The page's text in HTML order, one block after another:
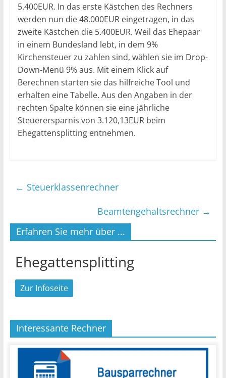
5.400EUR. In das erste Kästchen des Rechners
werden nun die 48.000EUR eingetragen, in das
zweite Kästchen die 5.400EUR. Weil das Ehepaar
in einem Bundesland lebt, in dem 9%
Kirchensteuer zu zahlen sind, wählen sie im Drop-
Down-Menü 9% aus. Mit einem Klick auf
Berechnen starten sie das hilfreiche Tool und
erhalten eine Tabelle. Aus den Angaben in der
rechten Spalte können sie eine jährliche
Steuerersparnis von 3.120,13EUR beim
Ehegattensplitting entnehmen.
← Steuerklassenrechner
Beamtengehaltsrechner →
Erfahren Sie mehr über ...
Ehegattensplitting
Zur Infoseite
Interessante Rechner